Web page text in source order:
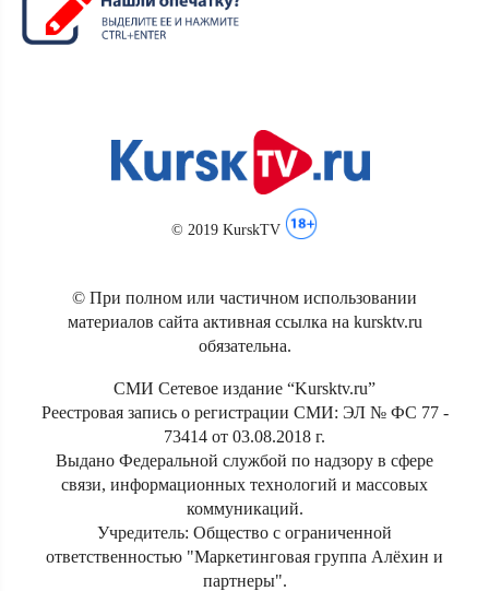
© 2019 KurskTV
© При полном или частичном использовании
материалов сайта активная ссылка на kursktv.ru
обязательна.
СМИ Сетевое издание “Kursktv.ru”
Реестровая запись о регистрации СМИ: ЭЛ № ФС 77 -
73414 от 03.08.2018 г.
Выдано Федеральной службой по надзору в сфере
связи, информационных технологий и массовых
коммуникаций.
Учредитель: Общество с ограниченной
ответственностью "Маркетинговая группа Алёхин и
партнеры".